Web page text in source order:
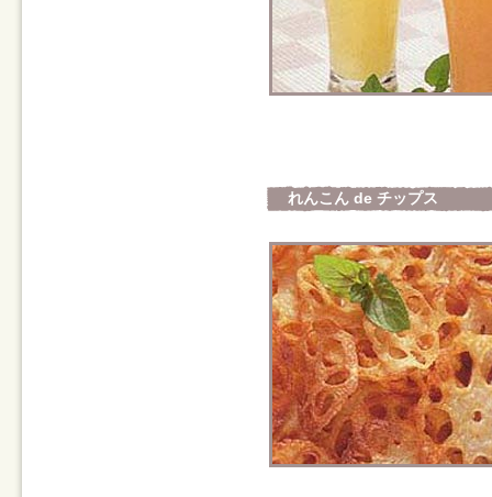
れんこん de チップス